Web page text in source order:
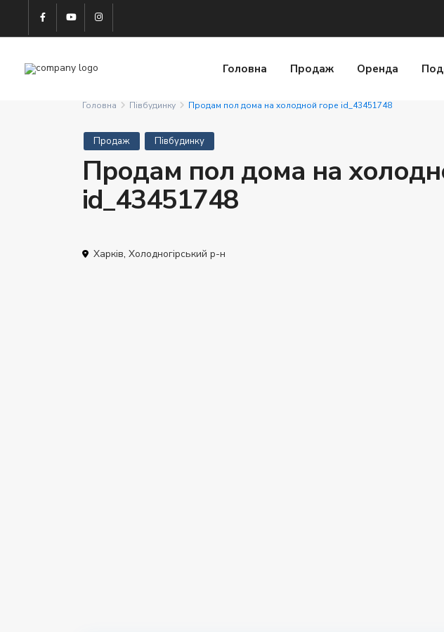
Головна Продаж Оренда
Головна Півбудинку Продам пол дома на холодной горе id_43451748
Продаж Півбудинку
Продам пол дома на
id_43451748
Харків, Холодногірський р-н